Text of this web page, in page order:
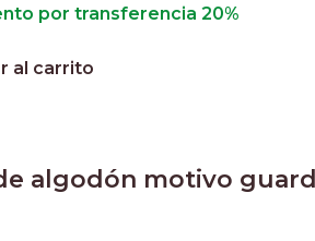
por transferencia 20%
al carrito
algodón motivo